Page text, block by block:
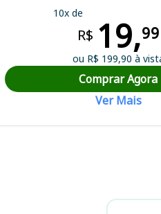
o Concurso Ribeirão Pires/SP
10x de
R$ 19,99
ou R$ 199,90 à
Comprar Agora
Ver Mais